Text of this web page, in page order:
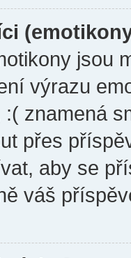
jsou
výrazu
znamená
přes
aby se
váš